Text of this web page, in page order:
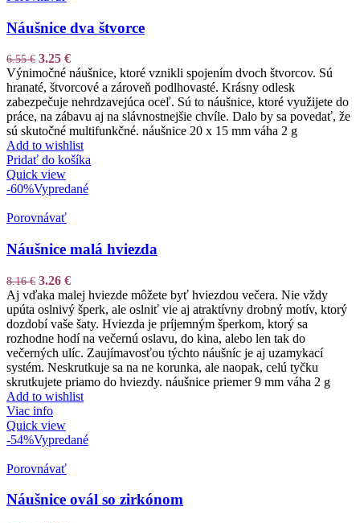
Náušnice dva štvorce
6.55€ 3.25 €
Výnimočné náušnice, ktoré vznikli spojením dvoch štvorcov. Sú
hranaté, štvorcové a zároveň podlhovasté. Krásny odlesk
zabezpečuje nehrdzavejúca oceľ. Sú to náušnice, ktoré využijete do
práce, na zábavu aj na slávnostnejšie chvíle. Dalo by sa povedať, že
sú skutočné multifunkčné. náušnice 20 x 15 mm váha 2 g
Add to wishlist
Pridať do košíka
Quick view
-60%Vypredané
Porovnávať
Náušnice malá hviezda
8.16€ 3.26 €
Aj vďaka malej hviezde môžete byť hviezdou večera. Nie vždy
upúta oslnivý šperk, ale oslniť vie aj atraktívny drobný motív, ktorý
dozdobí vaše šaty. Hviezda je príjemným šperkom, ktorý sa
rozhodne hodí na večernú oslavu, do kina, alebo len tak do
večerných ulíc. Zaujímavosťou týchto náušníc je aj uzamykací
systém. Neskrutkuje sa na ne korunka, ale naopak, celú tyčku
skrutkujete priamo do hviezdy. náušnice priemer 9 mm váha 2 g
Add to wishlist
Viac info
Quick view
-54%Vypredané
Porovnávať
Náušnice ovál so zirkónom